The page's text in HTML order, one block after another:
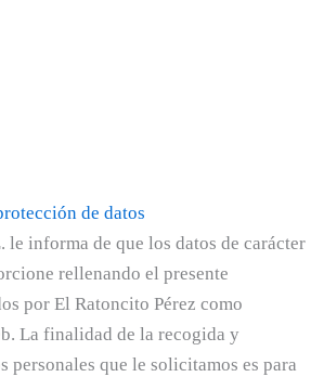
de datos
le informa de que los datos de carácter
rellenando el presente
por El Ratoncito Pérez como
La finalidad de la recogida y
personales que le solicitamos es para